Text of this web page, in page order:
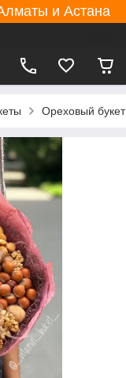
и Астана
Ореховый букет